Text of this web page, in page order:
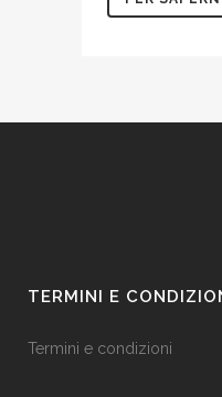
TERMINI E
Termini e condizioni